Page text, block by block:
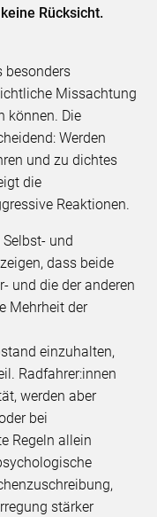
Rücksicht.
besonders
Missachtung
können. Die
Werden
und zu dichtes
die
Reaktionen.
und
dass beide
und die der anderen
Mehrheit der
einzuhalten,
Radfahrer:innen
werden aber
bei
Regeln allein
stärker